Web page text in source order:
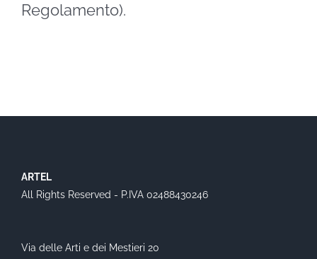
Regolamento).
ARTEL
All Rights Reserved - P.IVA 02488430246
Via delle Arti e dei Mestieri 20